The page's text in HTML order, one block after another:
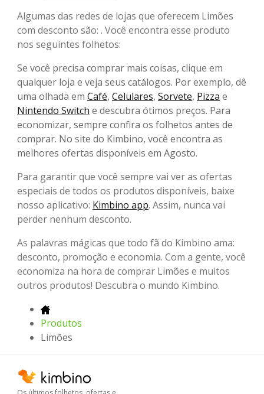
Algumas das redes de lojas que oferecem Limões
com desconto são: . Você encontra esse produto
nos seguintes folhetos:
Se você precisa comprar mais coisas, clique em
qualquer loja e veja seus catálogos. Por exemplo, dê
uma olhada em Café, Celulares, Sorvete, Pizza e
Nintendo Switch e descubra ótimos preços. Para
economizar, sempre confira os folhetos antes de
comprar. No site do Kimbino, você encontra as
melhores ofertas disponíveis em Agosto.
Para garantir que você sempre vai ver as ofertas
especiais de todos os produtos disponíveis, baixe
nosso aplicativo: Kimbino app. Assim, nunca vai
perder nenhum desconto.
As palavras mágicas que todo fã do Kimbino ama:
desconto, promoção e economia. Com a gente, você
economiza na hora de comprar Limões e muitos
outros produtos! Descubra o mundo Kimbino.
Produtos
Limões